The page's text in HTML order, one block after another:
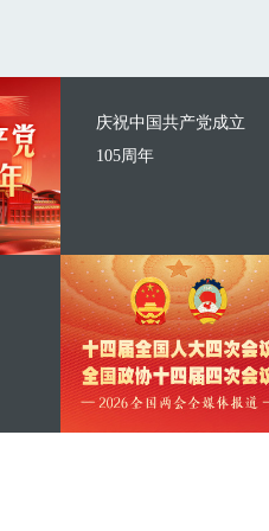
庆祝中国共产党成立
105周年